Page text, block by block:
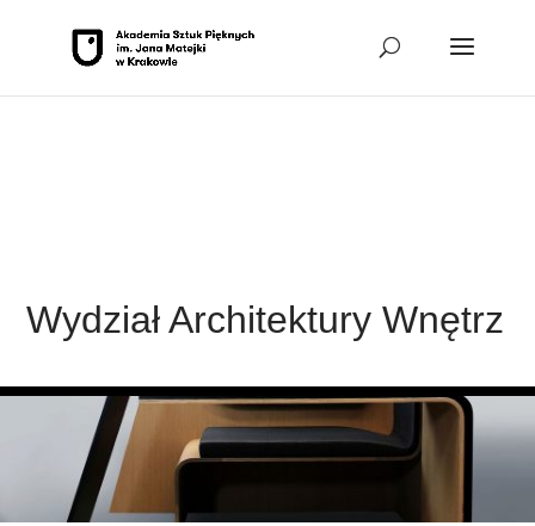
Przejdź do sekcji Stopka
Wydział Architektury Wnętrz